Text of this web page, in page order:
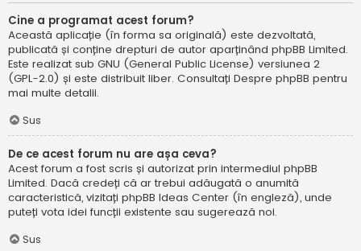
Cine a programat acest forum?
Această aplicație (în forma sa originală) este dezvoltată,
publicată și conține drepturi de autor aparținând phpBB Limited.
Este realizat sub GNU (General Public License) versiunea 2
(GPL-2.0) și este distribuit liber. Consultați Despre phpBB pentru
mai multe detalii.
Sus
De ce acest forum nu are așa ceva?
Acest forum a fost scris și autorizat prin intermediul phpBB
Limited. Dacă credeți că ar trebui adăugată o anumită
caracteristică, vizitați phpBB Ideas Center (în engleză), unde
puteți vota idei funcții existente sau sugerează noi.
Sus